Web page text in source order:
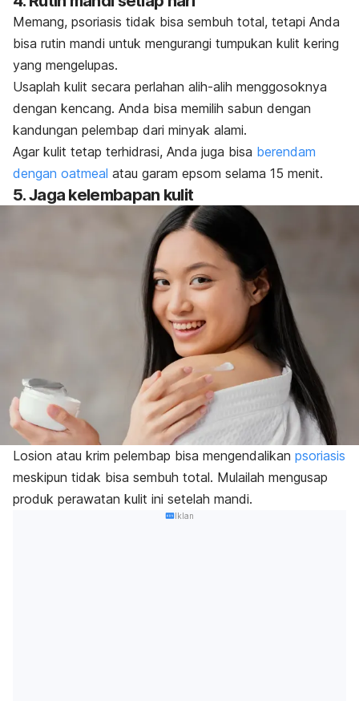
Memang, psoriasis tidak bisa sembuh total, tetapi Anda
bisa rutin mandi untuk mengurangi tumpukan kulit kering
yang mengelupas.
Usaplah kulit secara perlahan alih-alih menggosoknya
dengan kencang. Anda bisa memilih sabun dengan
kandungan pelembap dari minyak alami.
Agar kulit tetap terhidrasi, Anda juga bisa berendam
dengan oatmeal atau garam epsom selama 15 menit.
5. Jaga kelembapan kulit
Losion atau krim pelembap bisa mengendalikan psoriasis
meskipun tidak bisa sembuh total. Mulailah mengusap
produk perawatan kulit ini setelah mandi.
Iklan